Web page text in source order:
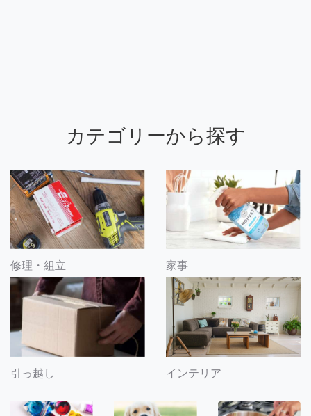
カテゴリーから探す
修理・組立 家事
引っ越し インテリア